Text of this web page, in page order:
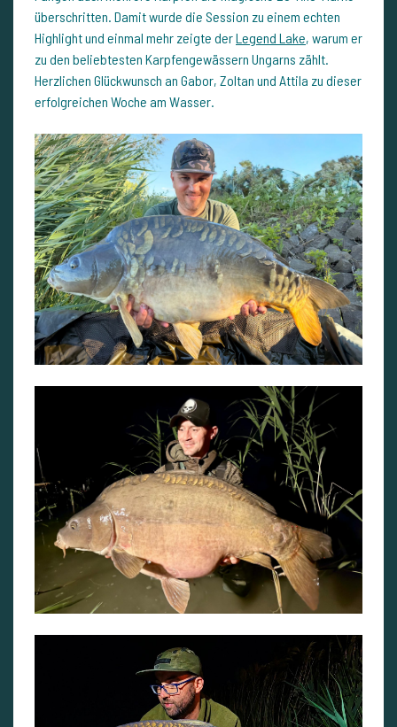
überschritten. Damit wurde die Session zu einem echten
Highlight und einmal mehr zeigte derLegend Lake, warum er
zu den beliebtesten Karpfengewässern Ungarns zählt.
Herzlichen Glückwunsch an Gabor, Zoltan und Attila zu dieser
erfolgreichen Woche am Wasser.